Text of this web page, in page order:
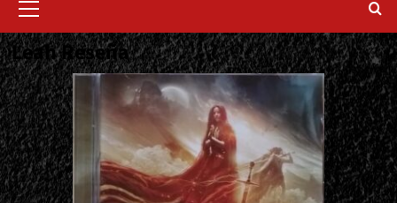
Menu
Leah Reseña